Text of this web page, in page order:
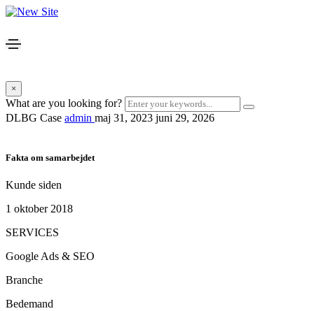
×
What are you looking for?
DLBG Case admin maj 31, 2023 juni 29, 2026
Fakta om samarbejdet
Kunde siden
1 oktober 2018
SERVICES
Google Ads & SEO
Branche
Bedemand